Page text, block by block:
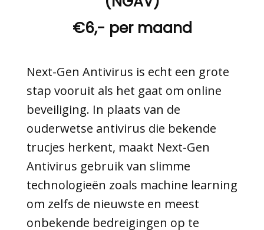
€6,- per maand
Next-Gen Antivirus is echt een grote
stap vooruit als het gaat om online
beveiliging. In plaats van de
ouderwetse antivirus die bekende
trucjes herkent, maakt Next-Gen
Antivirus gebruik van slimme
technologieën zoals machine learning
om zelfs de nieuwste en meest
onbekende bedreigingen op te